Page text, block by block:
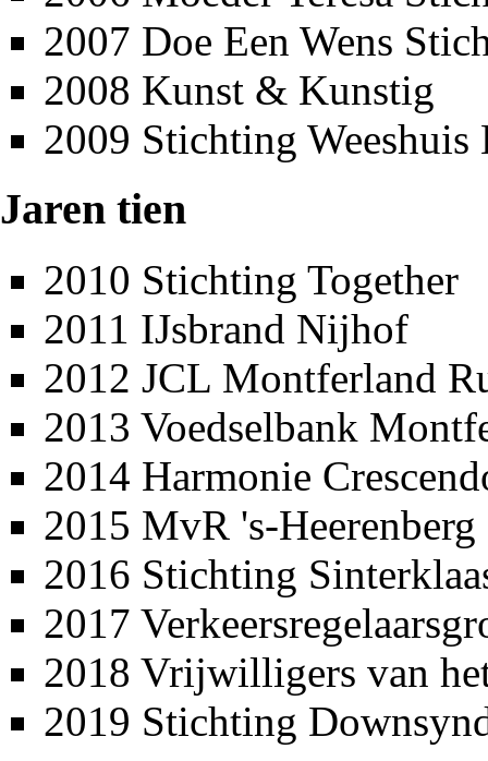
2007 Doe Een Wens
2008 Kunst & Kunstig
2009 Stichting Weeshuis
Jaren tien
2010 Stichting Together
2011 IJsbrand Nijhof
2012 JCL Montferland
2013 Voedselbank
2014 Harmonie
2015 MvR 's-Heerenberg
2016 Stichting
2017
2018 Vrijwilligers van
2019 Stichting